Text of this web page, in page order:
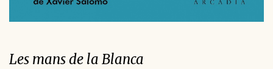
Les mans de la Blanca